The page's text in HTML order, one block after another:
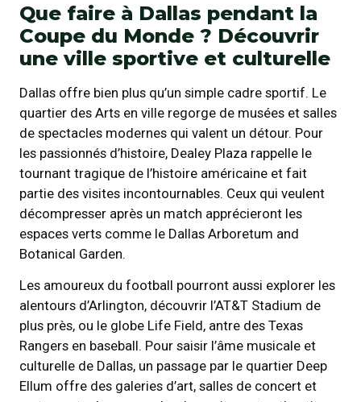
Que faire à Dallas pendant la
Coupe du Monde ? Découvrir
une ville sportive et culturelle
Dallas offre bien plus qu’un simple cadre sportif. Le
quartier des Arts en ville regorge de musées et salles
de spectacles modernes qui valent un détour. Pour
les passionnés d’histoire, Dealey Plaza rappelle le
tournant tragique de l’histoire américaine et fait
partie des visites incontournables. Ceux qui veulent
décompresser après un match apprécieront les
espaces verts comme le Dallas Arboretum and
Botanical Garden.
Les amoureux du football pourront aussi explorer les
alentours d’Arlington, découvrir l’AT&T Stadium de
plus près, ou le globe Life Field, antre des Texas
Rangers en baseball. Pour saisir l’âme musicale et
culturelle de Dallas, un passage par le quartier Deep
Ellum offre des galeries d’art, salles de concert et